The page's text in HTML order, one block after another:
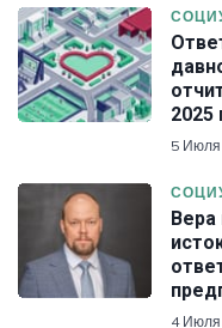
2025
5 Июля
Вера
4 Июля